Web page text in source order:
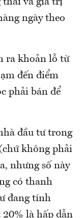
thái và giá trị
ngày theo
ra khoản lỗ từ
đến điểm
phải bán để
đầu tư trong
không phải
nhưng số này
có thanh
đang tính
20% là hấp dẫn